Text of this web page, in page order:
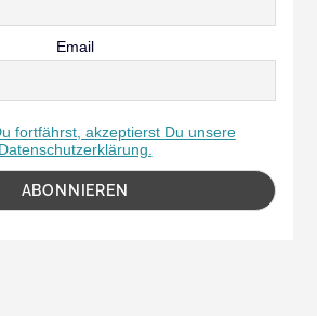
Email
fortfährst, akzeptierst Du unsere
Datenschutzerklärung.